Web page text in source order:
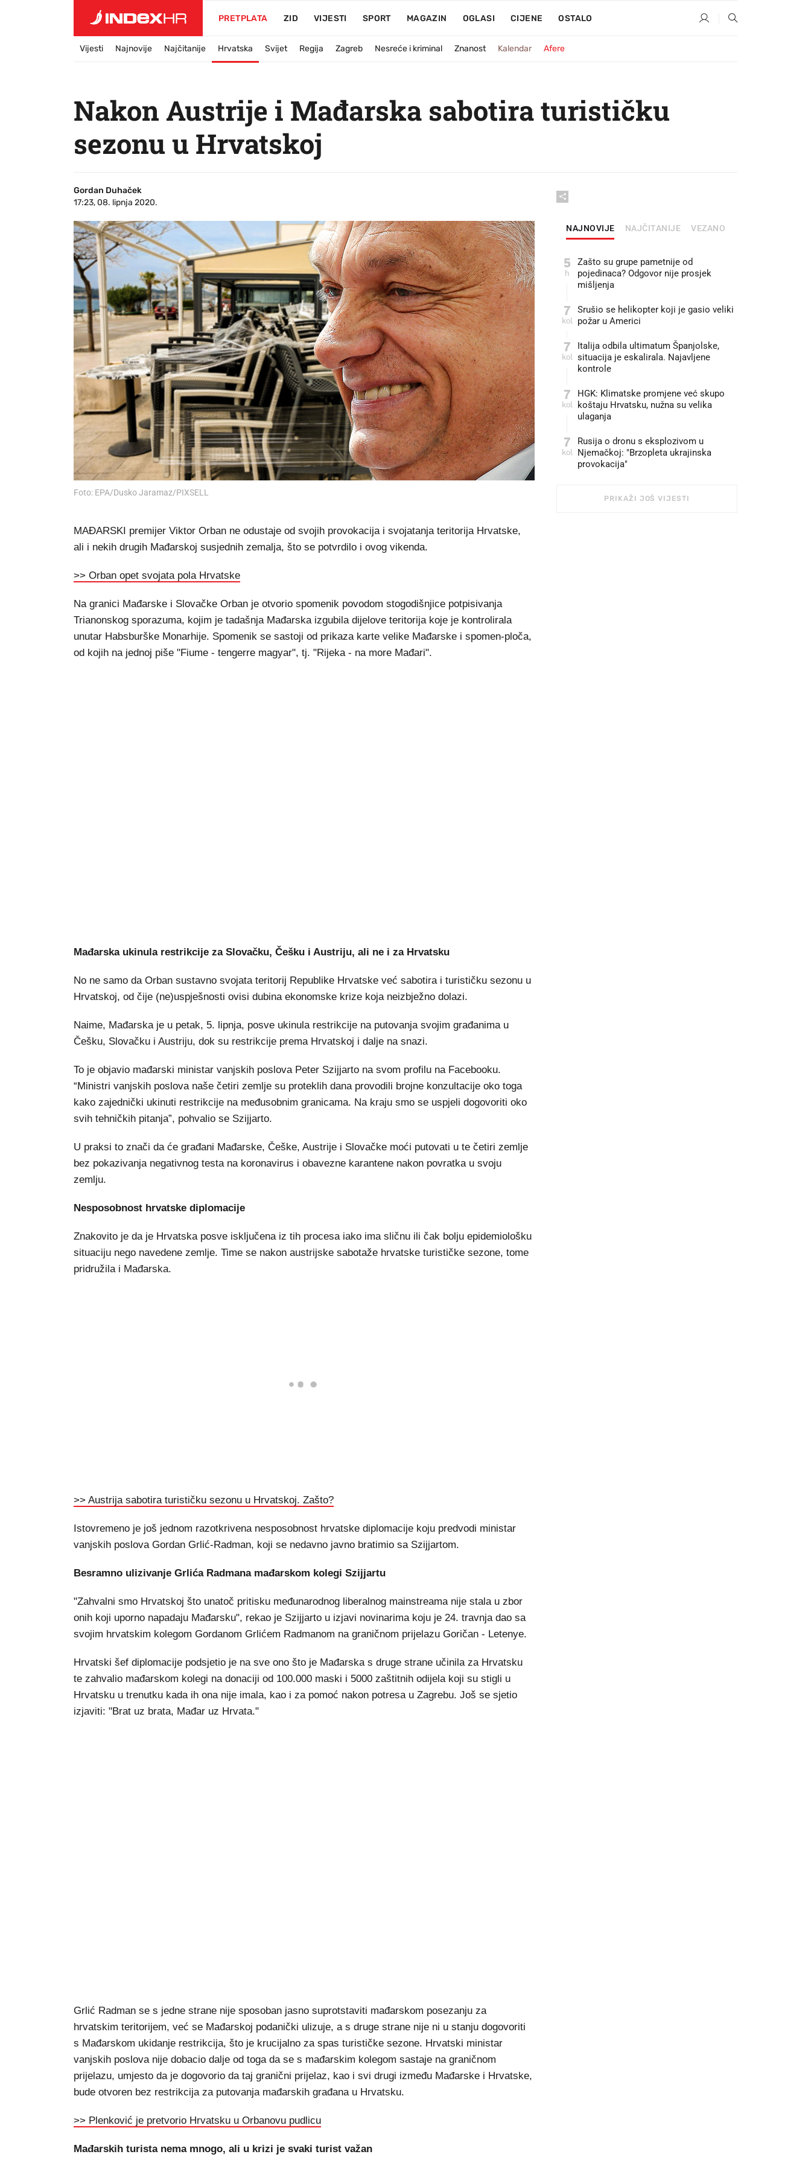
PRETPLATA ZID VIJESTI SPORT MAGAZIN OGLASI CIJENE OSTALO
Vijesti Najnovije Najčitanije Hrvatska Svijet Regija Zagreb Nesreće i kriminal Znanost Kalendar Afere
Nakon Austrije i Mađarska sabotira turističku
sezonu u Hrvatskoj
Gordan Duhaček
17:23, 08. lipnja 2020.
Foto: EPA/Dusko Jaramaz/PIXSELL
MAĐARSKI premijer Viktor Orban ne odustaje od svojih provokacija i svojatanja teritorija Hrvatske,
ali i nekih drugih Mađarskoj susjednih zemalja, što se potvrdilo i ovog vikenda.
>> Orban opet svojata pola Hrvatske
Na granici Mađarske i Slovačke Orban je otvorio spomenik povodom stogodišnjice potpisivanja
Trianonskog sporazuma, kojim je tadašnja Mađarska izgubila dijelove teritorija koje je kontrolirala
unutar Habsburške Monarhije. Spomenik se sastoji od prikaza karte velike Mađarske i spomen-ploča,
od kojih na jednoj piše "Fiume - tengerre magyar", tj. "Rijeka - na more Mađari".
Mađarska ukinula restrikcije za Slovačku, Češku i Austriju, ali ne i za Hrvatsku
No ne samo da Orban sustavno svojata teritorij Republike Hrvatske već sabotira i turističku sezonu u
Hrvatskoj, od čije (ne)uspješnosti ovisi dubina ekonomske krize koja neizbježno dolazi.
Naime, Mađarska je u petak, 5. lipnja, posve ukinula restrikcije na putovanja svojim građanima u
Češku, Slovačku i Austriju, dok su restrikcije prema Hrvatskoj i dalje na snazi.
To je objavio mađarski ministar vanjskih poslova Peter Szijjarto na svom profilu na Facebooku.
“Ministri vanjskih poslova naše četiri zemlje su proteklih dana provodili brojne konzultacije oko toga
kako zajednički ukinuti restrikcije na međusobnim granicama. Na kraju smo se uspjeli dogovoriti oko
svih tehničkih pitanja”, pohvalio se Szijjarto.
U praksi to znači da će građani Mađarske, Češke, Austrije i Slovačke moći putovati u te četiri zemlje
bez pokazivanja negativnog testa na koronavirus i obavezne karantene nakon povratka u svoju
zemlju.
Nesposobnost hrvatske diplomacije
Znakovito je da je Hrvatska posve isključena iz tih procesa iako ima sličnu ili čak bolju epidemiološku
situaciju nego navedene zemlje. Time se nakon austrijske sabotaže hrvatske turističke sezone, tome
pridružila i Mađarska.
>> Austrija sabotira turističku sezonu u Hrvatskoj. Zašto?
Istovremeno je još jednom razotkrivena nesposobnost hrvatske diplomacije koju predvodi ministar
vanjskih poslova Gordan Grlić-Radman, koji se nedavno javno bratimio sa Szijjartom.
Besramno ulizivanje Grlića Radmana mađarskom kolegi Szijjartu
"Zahvalni smo Hrvatskoj što unatoč pritisku međunarodnog liberalnog mainstreama nije stala u zbor
onih koji uporno napadaju Mađarsku", rekao je Szijjarto u izjavi novinarima koju je 24. travnja dao sa
svojim hrvatskim kolegom Gordanom Grlićem Radmanom na graničnom prijelazu Goričan - Letenye.
Hrvatski šef diplomacije podsjetio je na sve ono što je Mađarska s druge strane učinila za Hrvatsku
te zahvalio mađarskom kolegi na donaciji od 100.000 maski i 5000 zaštitnih odijela koji su stigli u
Hrvatsku u trenutku kada ih ona nije imala, kao i za pomoć nakon potresa u Zagrebu. Još se sjetio
izjaviti: "Brat uz brata, Mađar uz Hrvata."
Grlić Radman se s jedne strane nije sposoban jasno suprotstaviti mađarskom posezanju za
hrvatskim teritorijem, već se Mađarskoj podanički ulizuje, a s druge strane nije ni u stanju dogovoriti
s Mađarskom ukidanje restrikcija, što je krucijalno za spas turističke sezone. Hrvatski ministar
vanjskih poslova nije dobacio dalje od toga da se s mađarskim kolegom sastaje na graničnom
prijelazu, umjesto da je dogovorio da taj granični prijelaz, kao i svi drugi između Mađarske i Hrvatske,
bude otvoren bez restrikcija za putovanja mađarskih građana u Hrvatsku.
>> Plenković je pretvorio Hrvatsku u Orbanovu pudlicu
Mađarskih turista nema mnogo, ali u krizi je svaki turist važan
NAJNOVIJE NAJČITANIJE VEZANO
5
h
Zašto su grupe pametnije od
pojedinaca? Odgovor nije prosjek
mišljenja
7
kol
Srušio se helikopter koji je gasio veliki
požar u Americi
7
kol
Italija odbila ultimatum Španjolske,
situacija je eskalirala. Najavljene
kontrole
7
kol
HGK: Klimatske promjene već skupo
koštaju Hrvatsku, nužna su velika
ulaganja
7
kol
Rusija o dronu s eksplozivom u
Njemačkoj: "Brzopleta ukrajinska
provokacija"
PRIKAŽI JOŠ VIJESTI